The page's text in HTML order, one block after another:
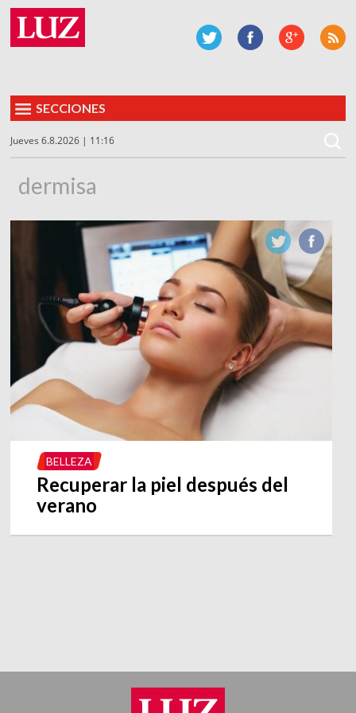
SECCIONES
Jueves 6.8.2026 | 11:16
dermisa
BELLEZA
Recuperar la piel después del
verano